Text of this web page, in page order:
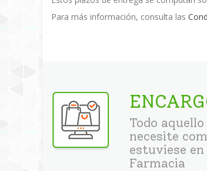
Para más información, consulta las
Todo aquello
necesite
estuviese en
Farmacia